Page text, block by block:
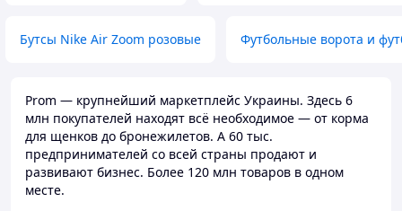
Бутсы Nike Air Zoom розовые Футбольные ворота и
Prom — крупнейший маркетплейс Украины. Здесь 6
млн покупателей находят всё необходимое — от корма
для щенков до бронежилетов. А 60 тыс.
предпринимателей со всей страны продают и
развивают бизнес. Более 120 млн товаров в одном
месте.